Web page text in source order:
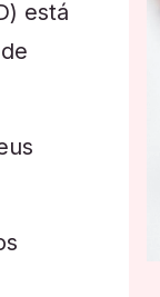
está